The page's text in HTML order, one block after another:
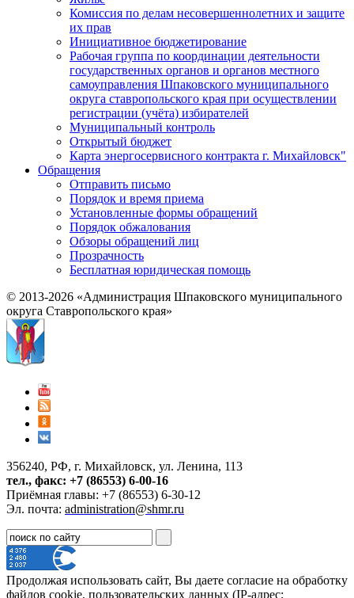
Комиссия по делам несовершеннолетних и защите
их прав
Инициативное бюджетирование
Рабочая группа по координации деятельности
государственных органов и органов местного
самоуправления Шпаковского муниципального
округа ставропольского края при осуществлении
регистрации (учёта) избирателей
Муниципальный контроль
Открытый бюджет
Карта энергосервисного контракта г. Михайловск"
Обращения
Отправить письмо
Порядок и время приема
Установленные формы обращений
Порядок обжалования
Обзоры обращений лиц
Прозрачность
Бесплатная юридическая помощь
© 2013-2026 «Администрация Шпаковского муниципального
округа Ставропольского края»
356240, РФ, г. Михайловск, ул. Ленина, 113
тел., факс: +7 (86553) 6-00-16
Приёмная главы: +7 (86553) 6-30-12
Эл. почта: administration@shmr.ru
Продолжая использовать сайт, Вы даете согласие на обработку
файлов cookie, пользовательских данных (IP-адрес;